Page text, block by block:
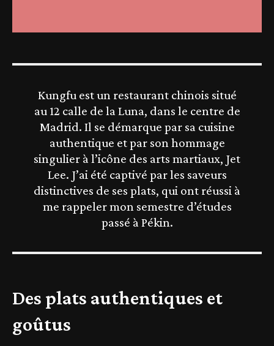
Kungfu est un restaurant chinois situé
au 12 calle de la Luna, dans le centre de
Madrid. Il se démarque par sa cuisine
authentique et par son hommage
singulier à l’icône des arts martiaux, Jet
Lee. J’ai été captivé par les saveurs
distinctives de ses plats, qui ont réussi à
me rappeler mon semestre d’études
passé à Pékin.
Des plats authentiques et
goûtus